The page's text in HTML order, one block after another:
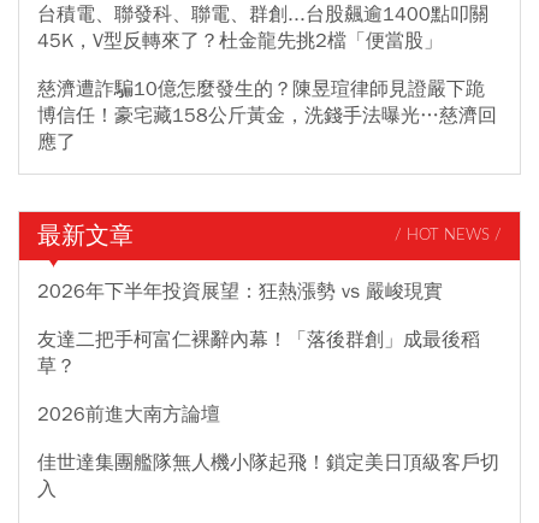
台積電、聯發科、聯電、群創...台股飆逾1400點叩關
45K，V型反轉來了？杜金龍先挑2檔「便當股」
慈濟遭詐騙10億怎麼發生的？陳昱瑄律師見證嚴下跪
博信任！豪宅藏158公斤黃金，洗錢手法曝光…慈濟回
應了
最新文章 / HOT NEWS /
2026年下半年投資展望：狂熱漲勢 vs 嚴峻現實
友達二把手柯富仁裸辭內幕！「落後群創」成最後稻
草？
2026前進大南方論壇
佳世達集團艦隊無人機小隊起飛！鎖定美日頂級客戶切
入